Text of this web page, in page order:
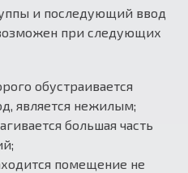
и последующий ввод
при следующих
обустраивается
является нежилым;
большая часть
помещение не